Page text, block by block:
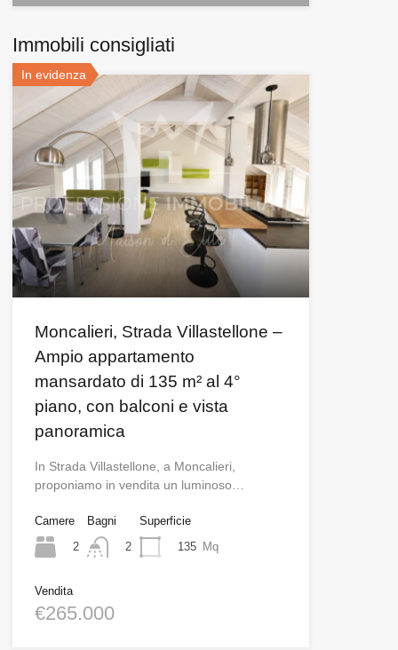
Immobili consigliati
In evidenza
Moncalieri, Strada Villastellone –
Ampio appartamento
mansardato di 135 m² al 4°
piano, con balconi e vista
panoramica
In Strada Villastellone, a Moncalieri,
proponiamo in vendita un luminoso…
Camere
2
Bagni
2
Superficie
135
Mq
Vendita
€265.000